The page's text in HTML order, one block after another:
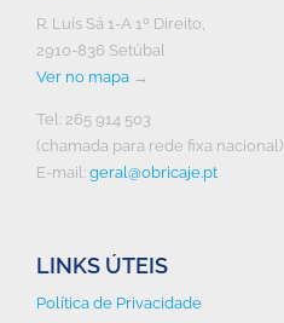
R. Luís Sá 1-A 1º Direito,
2910-836 Setúbal
Ver no mapa →
Tel: 265 914 503
(chamada para rede fixa nacional)
E-mail: geral@obricaje.pt
LINKS ÚTEIS
Política de Privacidade